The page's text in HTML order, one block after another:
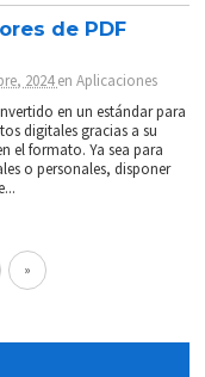
de PDF
2024enAplicaciones
en un estándar para
digitales gracias a su
el formato. Ya sea para
o personales, disponer
»